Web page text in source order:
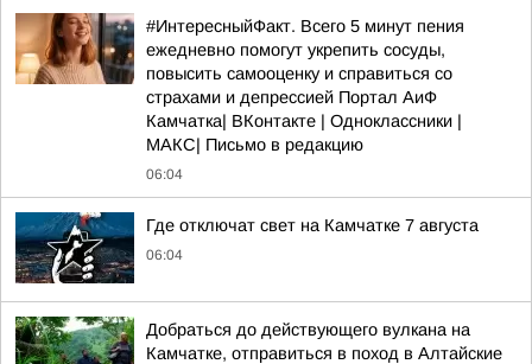
#ИнтересныйФакт. Всего 5 минут пения
ежедневно помогут укрепить сосуды,
повысить самооценку и справиться со
страхами и депрессией Портал АиФ
Камчатка| ВКонтакте | Одноклассники |
MАКС| Письмо в редакцию
06:04
Где отключат свет на Камчатке 7 августа
06:04
Добраться до действующего вулкана на
Камчатке, отправиться в поход в Алтайские